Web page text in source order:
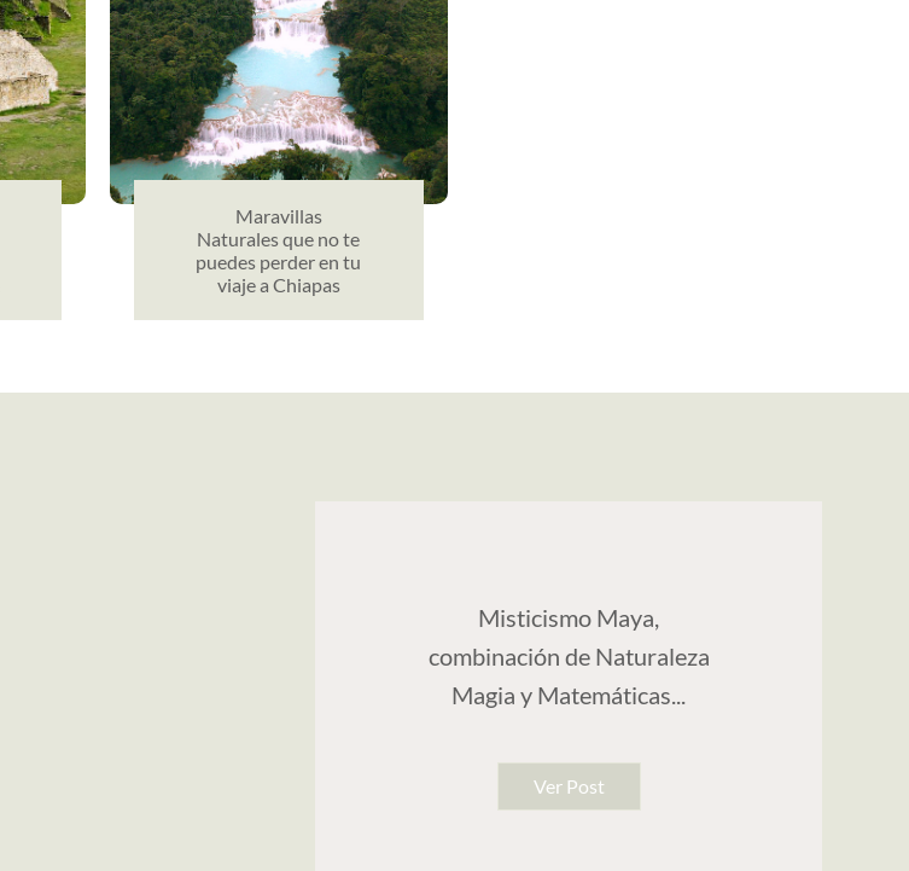
Maravillas
Naturales que no te
puedes perder en tu
viaje a Chiapas
Misticismo Maya,
combinación de Naturaleza
Magia y Matemáticas...
Ver Post